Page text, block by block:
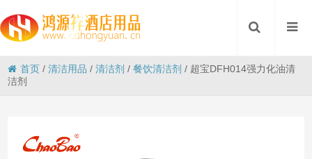
首页 /清洁用品 /清洁剂 /餐饮清洁剂 / 超宝DFH014强力化油清
洁剂